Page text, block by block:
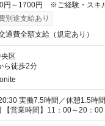
円～1700円 ※ご経験・スキ
別途支給あり
通費全額支給（規定あり）
区
ら徒歩2分
営業時間に合わせた
【営業時間】11：00～20：00